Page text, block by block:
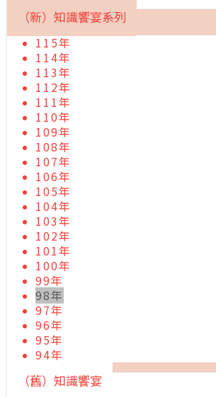
（新）知識饗宴系列
115年
114年
113年
112年
111年
110年
109年
108年
107年
106年
105年
104年
103年
102年
101年
100年
99年
98年
97年
96年
95年
94年
（舊）知識饗宴